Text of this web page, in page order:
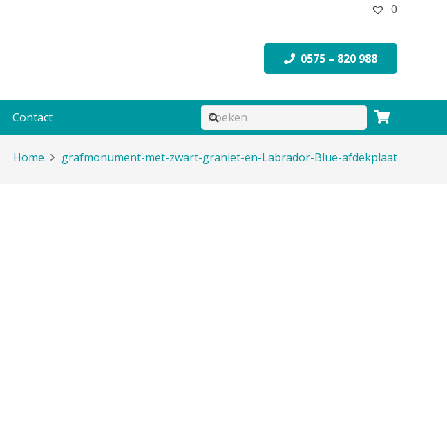
0
0575 – 820 988
Contact
Home grafmonument-met-zwart-graniet-en-Labrador-Blue-afdekplaat